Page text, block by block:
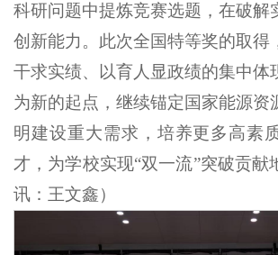
科研问题中提炼竞赛选题，在破解
创新能力。此次全国特等奖的取得
干求实绩、以育人显政绩的集中体
为新的起点，继续锚定国家能源资
明建设重大需求，培养更多高素
才，为学校实现“双一流”突破贡献
讯：王文鑫）